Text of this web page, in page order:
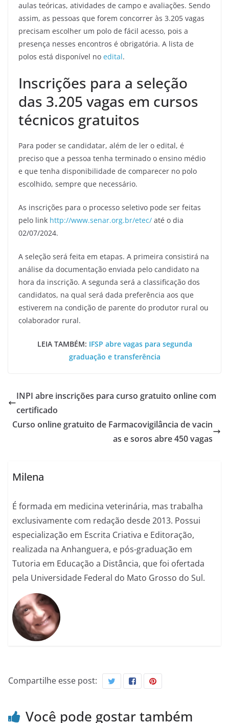
aulas teóricas, atividades de campo e avaliações. Sendo
assim, as pessoas que forem concorrer às 3.205 vagas
precisam escolher um polo de fácil acesso, pois a
presença nesses encontros é obrigatória. A lista de
polos está disponível no edital.
Inscrições para a seleção
das 3.205 vagas em cursos
técnicos gratuitos
Para poder se candidatar, além de ler o edital, é
preciso que a pessoa tenha terminado o ensino médio
e que tenha disponibilidade de comparecer no polo
escolhido, sempre que necessário.
As inscrições para o processo seletivo pode ser feitas
pelo link http://www.senar.org.br/etec/ até o dia
02/07/2024.
A seleção será feita em etapas. A primeira consistirá na
análise da documentação enviada pelo candidato na
hora da inscrição. A segunda será a classificação dos
candidatos, na qual será dada preferência aos que
estiverem na condição de parente do produtor rural ou
colaborador rural.
LEIA TAMBÉM: IFSP abre vagas para segunda
graduação e transferência
INPI abre inscrições para curso gratuito online com
certificado
Curso online gratuito de Farmacovigilância de vacin
as e soros abre 450 vagas
Milena
É formada em medicina veterinária, mas trabalha
exclusivamente com redação desde 2013. Possui
especialização em Escrita Criativa e Editoração,
realizada na Anhanguera, e pós-graduação em
Tutoria em Educação a Distância, que foi ofertada
pela Universidade Federal do Mato Grosso do Sul.
Compartilhe esse post:
Você pode gostar também